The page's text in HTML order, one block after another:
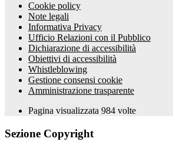
Cookie policy
Note legali
Informativa Privacy
Ufficio Relazioni con il Pubblico
Dichiarazione di accessibilità
Obiettivi di accessibilità
Whistleblowing
Gestione consensi cookie
Amministrazione trasparente
Pagina visualizzata 984 volte
Sezione Copyright